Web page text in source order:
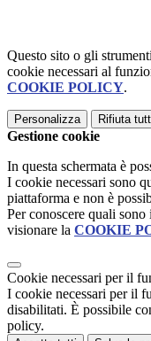
Questo sito o gli
cookie necessari al
COOKIE POLICY.
Personalizza Rifiuta
Gestione cookie
In questa schermata è
I cookie necessari sono
piattaforma e non è
Per conoscere quali
visionare la COOKIE
Cookie necessari per il
I cookie necessari per il
disabilitati. È possibile
policy.